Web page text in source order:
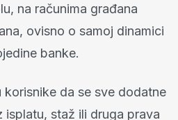
na računima građana
ovisno o samoj dinamici
banke.
da se sve dodatne
isplatu, staž ili druga prava